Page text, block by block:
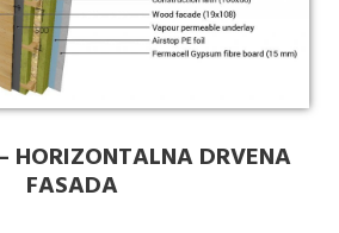
HORIZONTALNA DRVENA
FASADA